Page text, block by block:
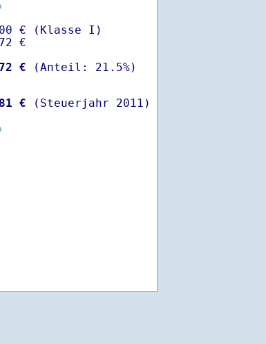
€ (Klasse I)
€
€
€ (Steuerjahr 2011)